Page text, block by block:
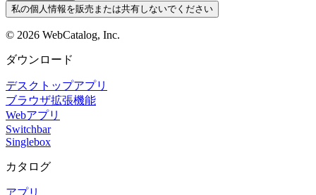
私の個人情報を販売または共有しないでください
© 2026 WebCatalog, Inc.
ダウンロード
デスクトップアプリ
ブラウザ拡張機能
Webアプリ
Switchbar
Singlebox
カタログ